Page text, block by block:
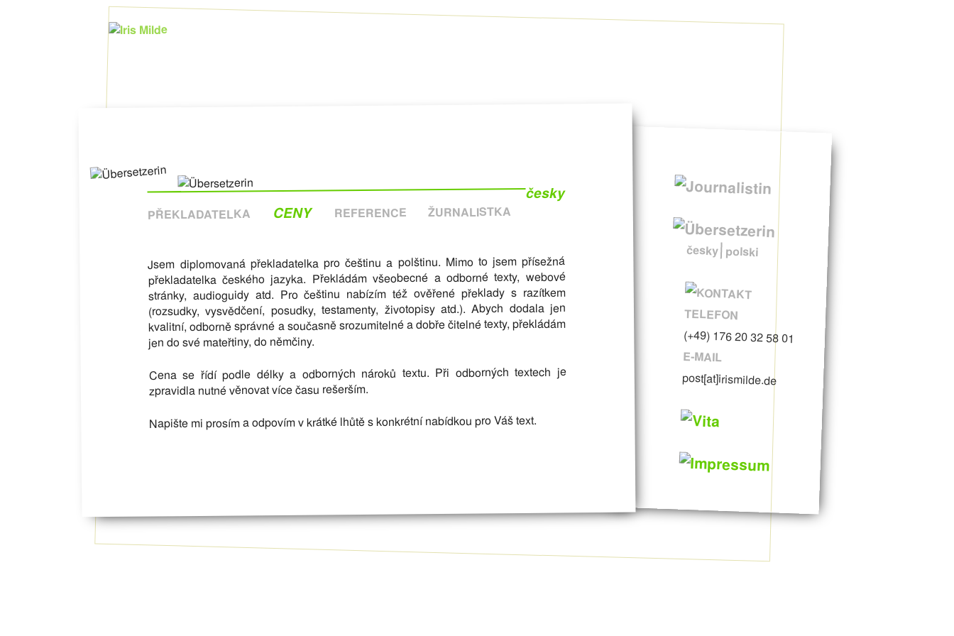
česky polski
TELEFON
(+49) 176 20 32 58 01
E-MAIL
post[at]irismilde.de
česky
PŘEKLADATELKA CENY REFERENCE ŽURNALISTKA
Jsem diplomovaná překladatelka pro češtinu a polštinu. Mimo to jsem přísežná
překladatelka českého jazyka. Překládám všeobecné a odborné texty, webové
stránky, audioguidy atd. Pro češtinu nabízím též ověřené překlady s razítkem
(rozsudky, vysvědčení, posudky, testamenty, životopisy atd.). Abych dodala jen
kvalitní, odborně správné a současně srozumitelné a dobře čitelné texty, překládám
jen do své mateřtiny, do němčiny.
Cena se řídí podle délky a odborných nároků textu. Při odborných textech je
zpravidla nutné věnovat více času rešerším.
Napište mi prosím a odpovím v krátké lhůtě s konkrétní nabídkou pro Váš text.